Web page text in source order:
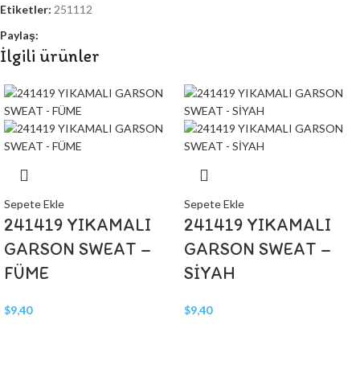
Etiketler: 251112
Paylaş:
İlgili ürünler
Sepete Ekle
241419 YIKAMALI
GARSON SWEAT –
FÜME
$9,40
Sepete Ekle
241419 YIKAMALI
GARSON SWEAT –
SİYAH
$9,40